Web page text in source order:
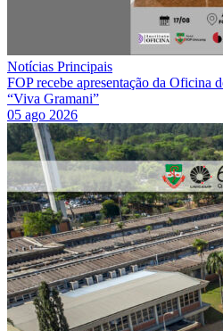
Notícias Principais
FOP recebe apresentação da Oficina
“Viva Gramani”
05 ago 2026